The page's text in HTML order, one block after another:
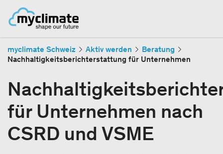
myclimate Schweiz Aktiv werden
Beratung
Nachhaltigkeitsberichterstattung für Unternehmen
für Unternehmen nach
CSRD und VSME